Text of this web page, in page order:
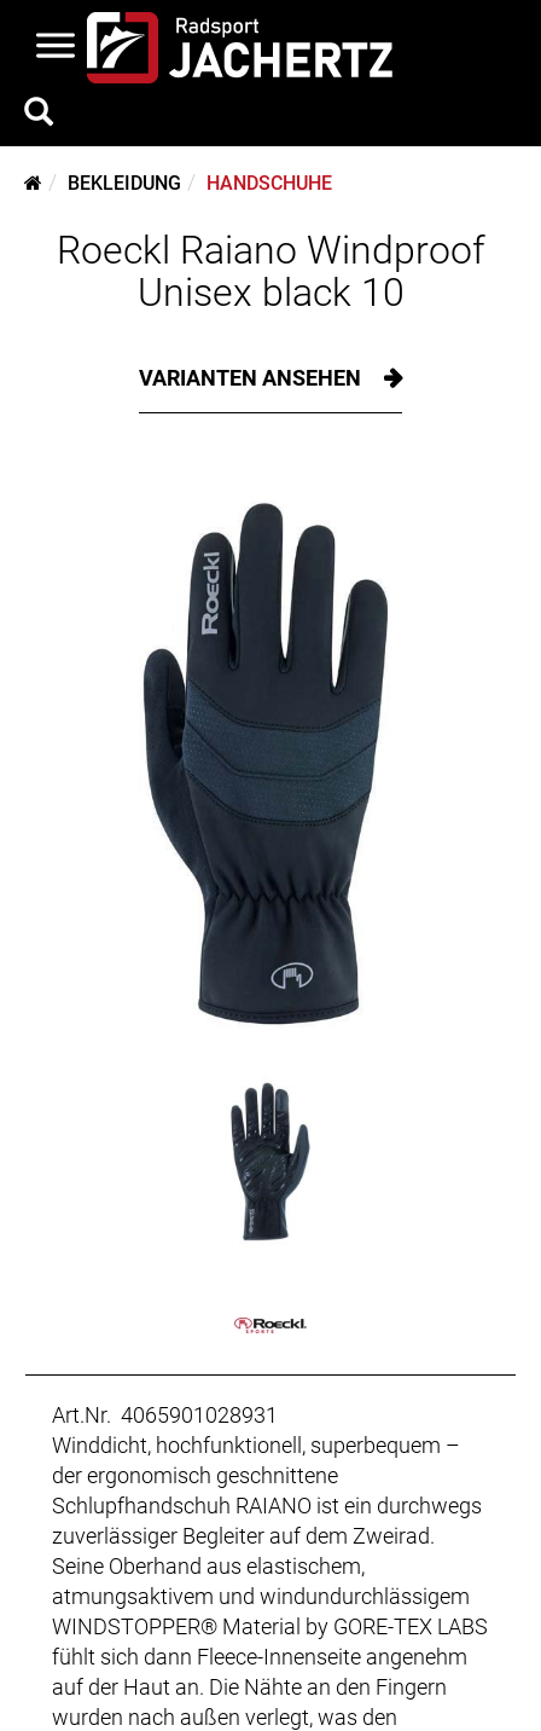
BEKLEIDUNG HANDSCHUHE
Roeckl Raiano Windproof
Unisex black 10
VARIANTEN ANSEHEN
Art.Nr. 4065901028931
Winddicht, hochfunktionell, superbequem –
der ergonomisch geschnittene
Schlupfhandschuh RAIANO ist ein durchwegs
zuverlässiger Begleiter auf dem Zweirad.
Seine Oberhand aus elastischem,
atmungsaktivem und windundurchlässigem
WINDSTOPPER® Material by GORE-TEX LABS
fühlt sich dann Fleece-Innenseite angenehm
auf der Haut an. Die Nähte an den Fingern
wurden nach außen verlegt, was den